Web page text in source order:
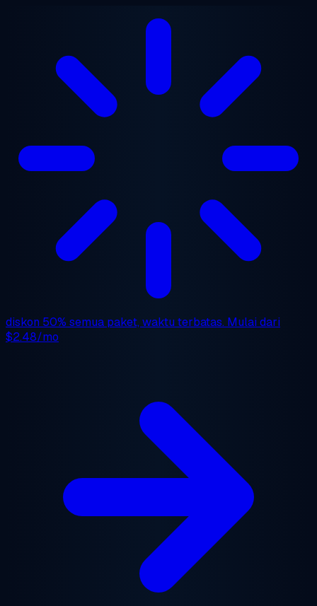
diskon 50% semua paket, waktu terbatas. Mulai dari
$2.48/mo